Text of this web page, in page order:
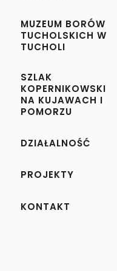
MUZEUM BORÓW
TUCHOLSKICH W
TUCHOLI
SZLAK
KOPERNIKOWSKI
NA KUJAWACH I
POMORZU
DZIAŁALNOŚĆ
PROJEKTY
KONTAKT